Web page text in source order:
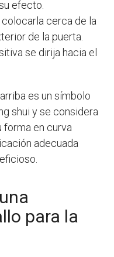
efecto.
cerca de la
de la puerta.
se dirija hacia el
es un símbolo
shui y se considera
forma en curva
adecuada
para la